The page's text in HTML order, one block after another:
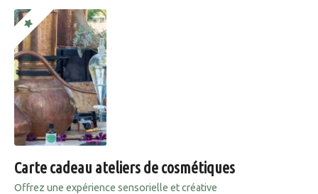
Carte cadeau ateliers de cosmétiques
Offrez une expérience sensorielle et créative